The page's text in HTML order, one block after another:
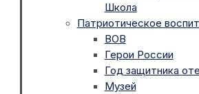
Школа
Патриотическое
ВОВ
Герои России
Год защитника
Музей